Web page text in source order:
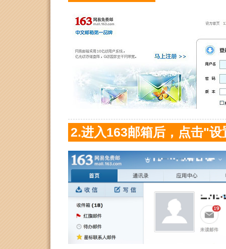
2.进入163邮箱后，点击"